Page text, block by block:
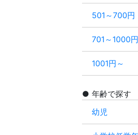
501～700円
701～1000円
1001円～
年齢で探す
幼児